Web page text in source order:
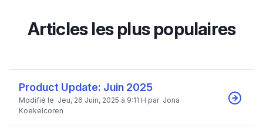
Articles les plus populaires
Product Update: Juin 2025
Modifié le Jeu, 26 Juin, 2025 à 9:11 H par Jona
Koekelcoren